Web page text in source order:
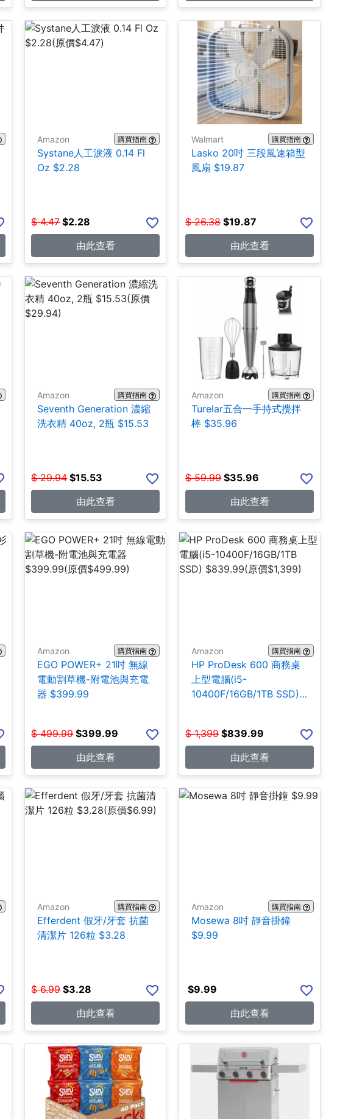
Amazon 購買指南
Systane人工淚液 0.14 Fl
Oz $2.28
$ 4.47 $2.28
由此查看
Walmart 購買指南
Lasko 20吋 三段風速箱型
風扇 $19.87
$ 26.38 $19.87
由此查看
Amazon 購買指南
Seventh Generation 濃縮
洗衣精 40oz, 2瓶 $15.53
$ 29.94 $15.53
由此查看
Amazon 購買指南
Turelar五合一手持式攪拌
棒 $35.96
$ 59.99 $35.96
由此查看
Amazon 購買指南
EGO POWER+ 21吋 無線
電動割草機-附電池與充電
器 $399.99
$ 499.99 $399.99
由此查看
Amazon 購買指南
HP ProDesk 600 商務桌
上型電腦(i5-
10400F/16GB/1TB SSD)
$ 1,399 $839.99
由此查看
Amazon 購買指南
Efferdent 假牙/牙套 抗菌
清潔片 126粒 $3.28
$ 6.99 $3.28
由此查看
Amazon 購買指南
Mosewa 8吋 靜音掛鐘
$9.99
$9.99
由此查看